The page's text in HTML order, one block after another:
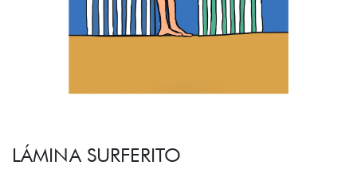
LÁMINA SURFERITO